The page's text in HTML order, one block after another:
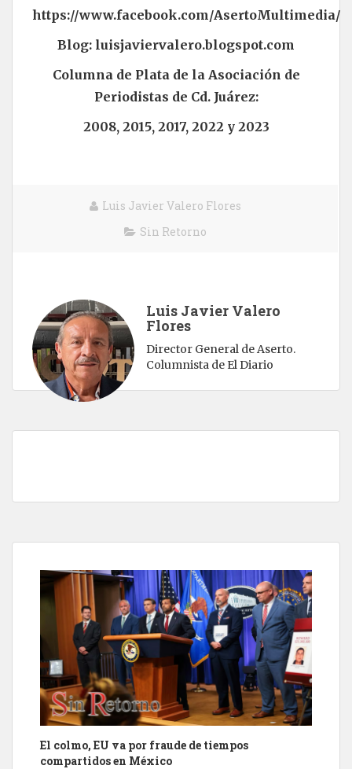
https://www.facebook.com/AsertoMultimedia/
Blog: luisjaviervalero.blogspot.com
Columna de Plata de la Asociación de
Periodistas de Cd. Juárez:
2008, 2015, 2017, 2022 y 2023
Luis Javier Valero Flores
Sin Retorno
Luis Javier Valero
Flores
Director General de Aserto.
Columnista de El Diario
El colmo, EU va por fraude de tiempos
compartidos en México